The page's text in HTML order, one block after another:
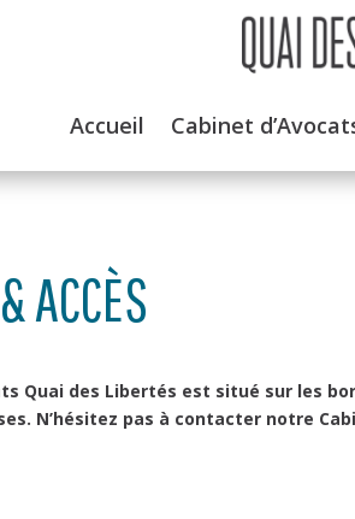
Accueil Cabinet
ACCÈS
Quai des Libertés est situé sur les
N’hésitez pas à contacter notre